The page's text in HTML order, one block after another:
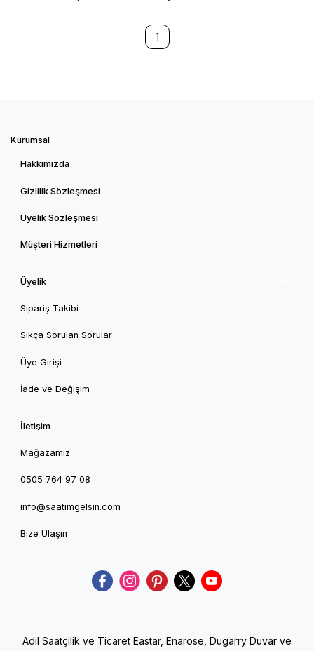
1
Kurumsal
Hakkımızda
Gizlilik Sözleşmesi
Üyelik Sözleşmesi
Müşteri Hizmetleri
Üyelik
Sipariş Takibi
Sıkça Sorulan Sorular
Üye Girişi
İade ve Değişim
İletişim
Mağazamız
0505 764 97 08
info@saatimgelsin.com
Bize Ulaşın
Adil Saatçilik ve Ticaret Eastar, Enarose, Dugarry Duvar ve